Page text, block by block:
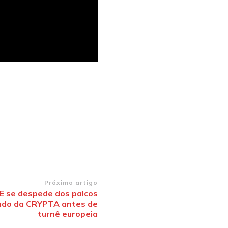
Próximo artigo
se despede dos palcos
da CRYPTA antes de
turnê europeia